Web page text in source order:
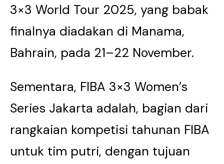
3×3 World Tour 2025, yang babak
finalnya diadakan di Manama,
Bahrain, pada 21–22 November.
Sementara, FIBA 3×3 Women’s
Series Jakarta adalah, bagian dari
rangkaian kompetisi tahunan FIBA
untuk tim putri, dengan tujuan